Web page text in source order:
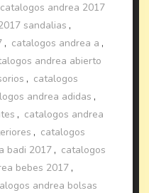
catalogos andrea 2017
sandalias ,
, catalogos andrea a ,
andrea abierto
, catalogos
andrea adidas ,
, catalogos andrea
, catalogos
badi 2017 , catalogos
bebes 2017 ,
andrea bolsas